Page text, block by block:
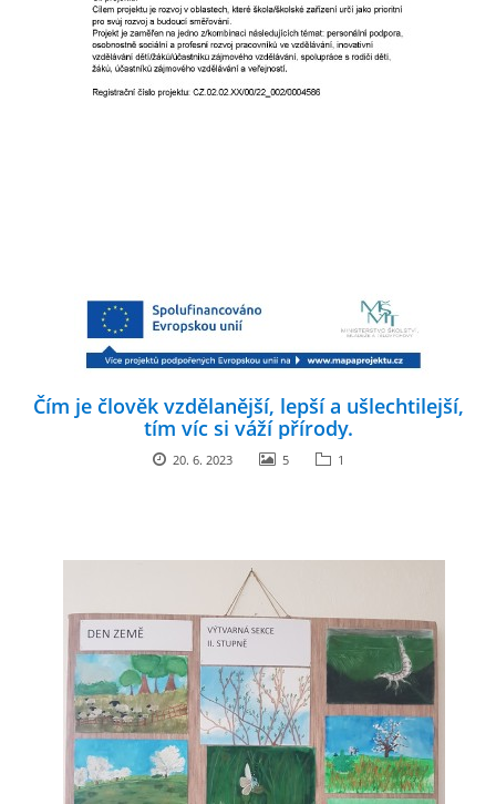
Čím je člověk vzdělanější, lepší a ušlechtilejší,
tím víc si váží přírody.
20. 6. 2023 5 1